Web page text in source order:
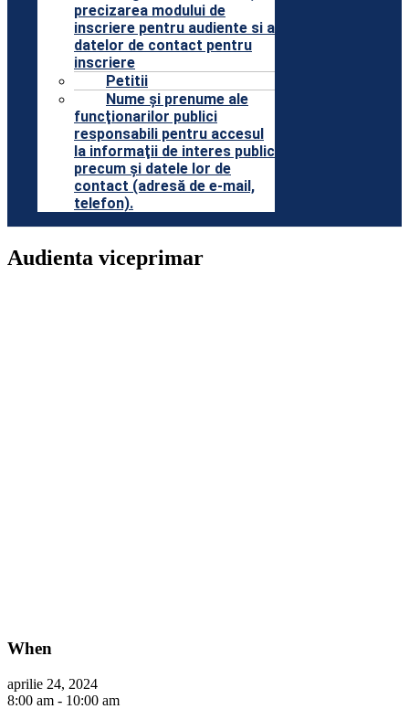
precizarea modului de
inscriere pentru audiente si a
datelor de contact pentru
inscriere
Petitii
Nume şi prenume ale
funcţionarilor publici
responsabili pentru accesul
la informaţii de interes public
precum şi datele lor de
contact (adresă de e-mail,
telefon).
Audienta viceprimar
When
aprilie 24, 2024
8:00 am - 10:00 am